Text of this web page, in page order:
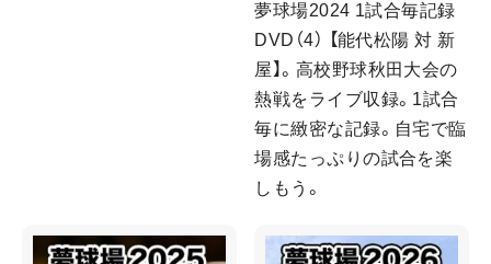
夢球場2024 1試合毎記録
DVD（4） 【能代松陽 対 新
屋】。高校野球秋田大会の
熱戦をライブ収録。1試合
毎に緻密な記録。自宅で臨
場感たっぷりの試合を楽
しもう。